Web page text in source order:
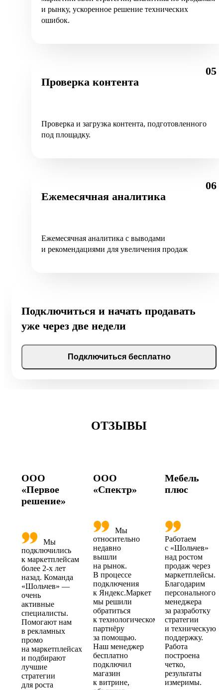
и рынку, ускоренное решение технических
ошибок.
05
Проверка контента
Проверка и загрузка контента, подготовленного
под площадку.
06
Ежемесячная аналитика
Ежемесячная аналитика с выводами
и рекомендациями для увеличения продаж
Подключиться и начать продавать
уже через две недели
Подключиться бесплатно
ОТЗЫВЫ
ООО
«Первое
решение»
Мы
подключились
к маркетплейсам
более 2-х лет
назад. Команда
«Шольчев» —
очень
активные
специалисты.
Помогают нам
в рекламных
промо
на маркетплейсах
и подбирают
лучшие
стратегии
для роста
ООО
«Спектр»
Мы
относительно
недавно
вышли
на рынок.
В процессе
подключения
к Яндекс.Маркет
мы решили
обратиться
к технологическому
партнёру
за помощью.
Наш менеджер
бесплатно
подключил
магазин
к витрине,
Мебель
плюс
Работаем
с «Шольчев»
над ростом
продаж через
маркетплейсы.
Благодарим
персонального
менеджера
за разработку
стратегии
и техническую
поддержку.
Работа
построена
четко,
результаты
измеримы.